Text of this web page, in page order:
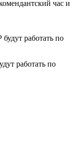
час и
работать по